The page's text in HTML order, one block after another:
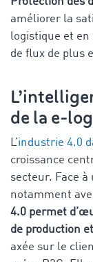
améliorer la
logistique et en
de flux de plus
de la e-
L’industrie 4.0
croissance
secteur. Face à
notamment
4.0 permet
de production
axée sur le